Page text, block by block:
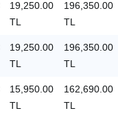
19,250.00
TL
196,350.00
TL
19,250.00
TL
196,350.00
TL
15,950.00
TL
162,690.00
TL